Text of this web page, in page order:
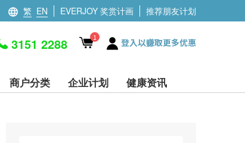
繁 EN EVERJOY 奖赏计画 推荐朋友计划
3151 2288 1 登入以赚取更多优惠
商户分类 企业计划 健康资讯